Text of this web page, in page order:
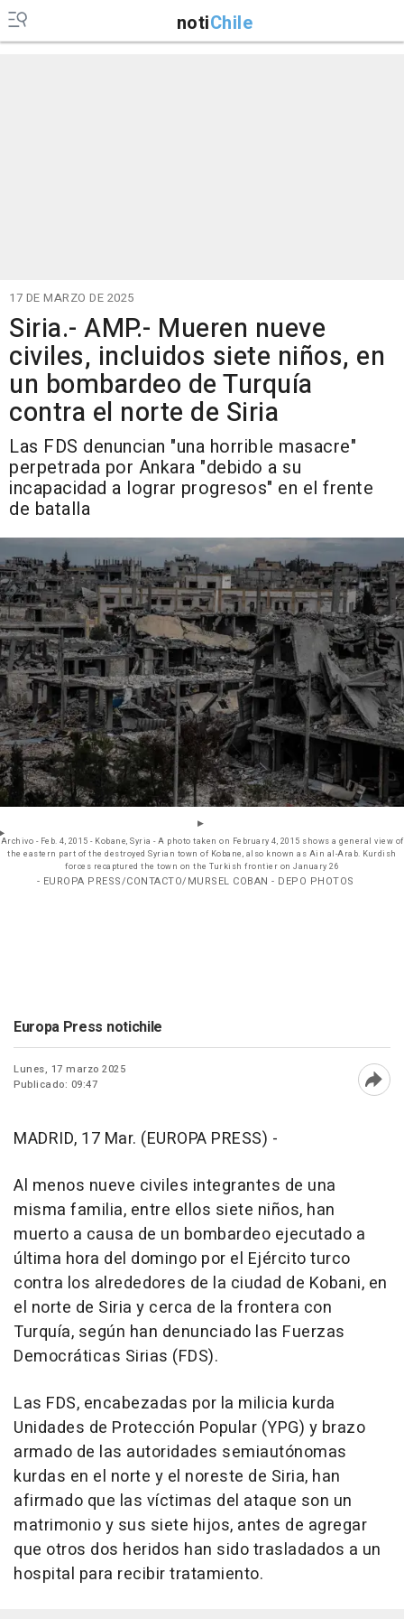
notiChile
17 DE MARZO DE 2025
Siria.- AMP.- Mueren nueve
civiles, incluidos siete niños, en
un bombardeo de Turquía
contra el norte de Siria
Las FDS denuncian "una horrible masacre"
perpetrada por Ankara "debido a su
incapacidad a lograr progresos" en el frente
de batalla
Archivo - Feb. 4, 2015 - Kobane, Syria - A photo taken on February 4, 2015 shows a general view of
the eastern part of the destroyed Syrian town of Kobane, also known as Ain al-Arab. Kurdish
forces recaptured the town on the Turkish frontier on January 26
- EUROPA PRESS/CONTACTO/MURSEL COBAN - DEPO PHOTOS
Europa Press notichile
Lunes, 17 marzo 2025
Publicado: 09:47
MADRID, 17 Mar. (EUROPA PRESS) -
Al menos nueve civiles integrantes de una
misma familia, entre ellos siete niños, han
muerto a causa de un bombardeo ejecutado a
última hora del domingo por el Ejército turco
contra los alrededores de la ciudad de Kobani, en
el norte de Siria y cerca de la frontera con
Turquía, según han denunciado las Fuerzas
Democráticas Sirias (FDS).
Las FDS, encabezadas por la milicia kurda
Unidades de Protección Popular (YPG) y brazo
armado de las autoridades semiautónomas
kurdas en el norte y el noreste de Siria, han
afirmado que las víctimas del ataque son un
matrimonio y sus siete hijos, antes de agregar
que otros dos heridos han sido trasladados a un
hospital para recibir tratamiento.